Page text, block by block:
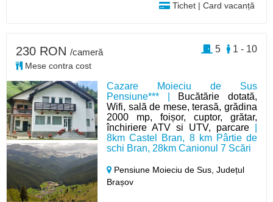
Tichet | Card vacanță
Cazare Moieciu de Sus
Pensiune*** | Bucătărie dotată,
Wifi, sală de mese, terasă, grădina
2000 mp, foișor, cuptor, grătar,
închiriere ATV si UTV, parcare
8km Castel Bran, 8 km Pârtie de
schi Bran, 28km Canionul 7 Scări
Pensiune Moieciu de Sus,Județul
Brașov
230 RON /cameră
Mese contra cost
1 - 10
5